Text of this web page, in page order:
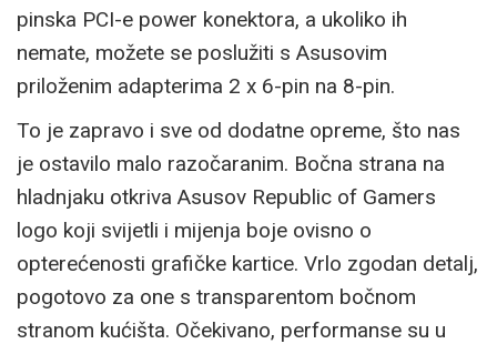
pinska PCI-e power konektora, a ukoliko ih
nemate, možete se poslužiti s Asusovim
priloženim adapterima 2 x 6-pin na 8-pin.
To je zapravo i sve od dodatne opreme, što nas
je ostavilo malo razočaranim. Bočna strana na
hladnjaku otkriva Asusov Republic of Gamers
logo koji svijetli i mijenja boje ovisno o
opterećenosti grafičke kartice. Vrlo zgodan detalj,
pogotovo za one s transparentom bočnom
stranom kućišta. Očekivano, performanse su u